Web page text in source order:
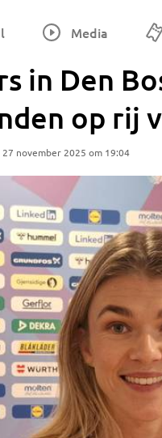
Media
in Den
op rij
november 2025 om 19:04